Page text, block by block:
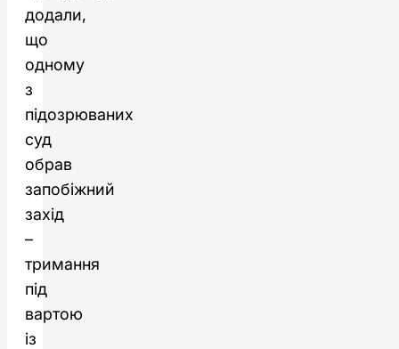
додали,
що
одному
з
підозрюваних
суд
обрав
запобіжний
захід
–
тримання
під
вартою
із